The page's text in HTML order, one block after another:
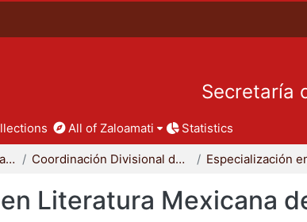
Secretaría
All of Zaloamati Statistics
División de Ciencias Sociales y Humanidades Coordinación Divisional de Posgrado
Literatura Mexicana